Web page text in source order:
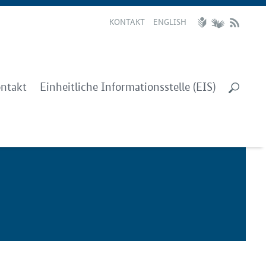
KONTAKT ENGLISH
Einheitliche Informationsstelle (EIS)